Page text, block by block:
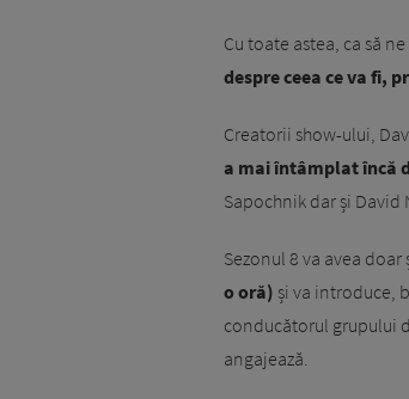
Cu toate astea, ca să
despre ceea ce va fi,
Creatorii show-ului,
a mai întâmplat încă
Sapochnik dar și David
Sezonul 8 va avea doar
o oră) și va introduce,
conducătorul grupului
angajează.